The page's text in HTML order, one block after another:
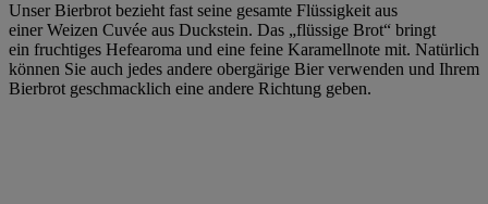
Unser Bierbrot bezieht fast seine gesamte Flüssigkeit aus
einer Weizen Cuvée aus Duckstein. Das „flüssige Brot“ bringt
ein fruchtiges Hefearoma und eine feine Karamellnote mit. Natürlich
können Sie auch jedes andere obergärige Bier verwenden und Ihrem
Bierbrot geschmacklich eine andere Richtung geben.